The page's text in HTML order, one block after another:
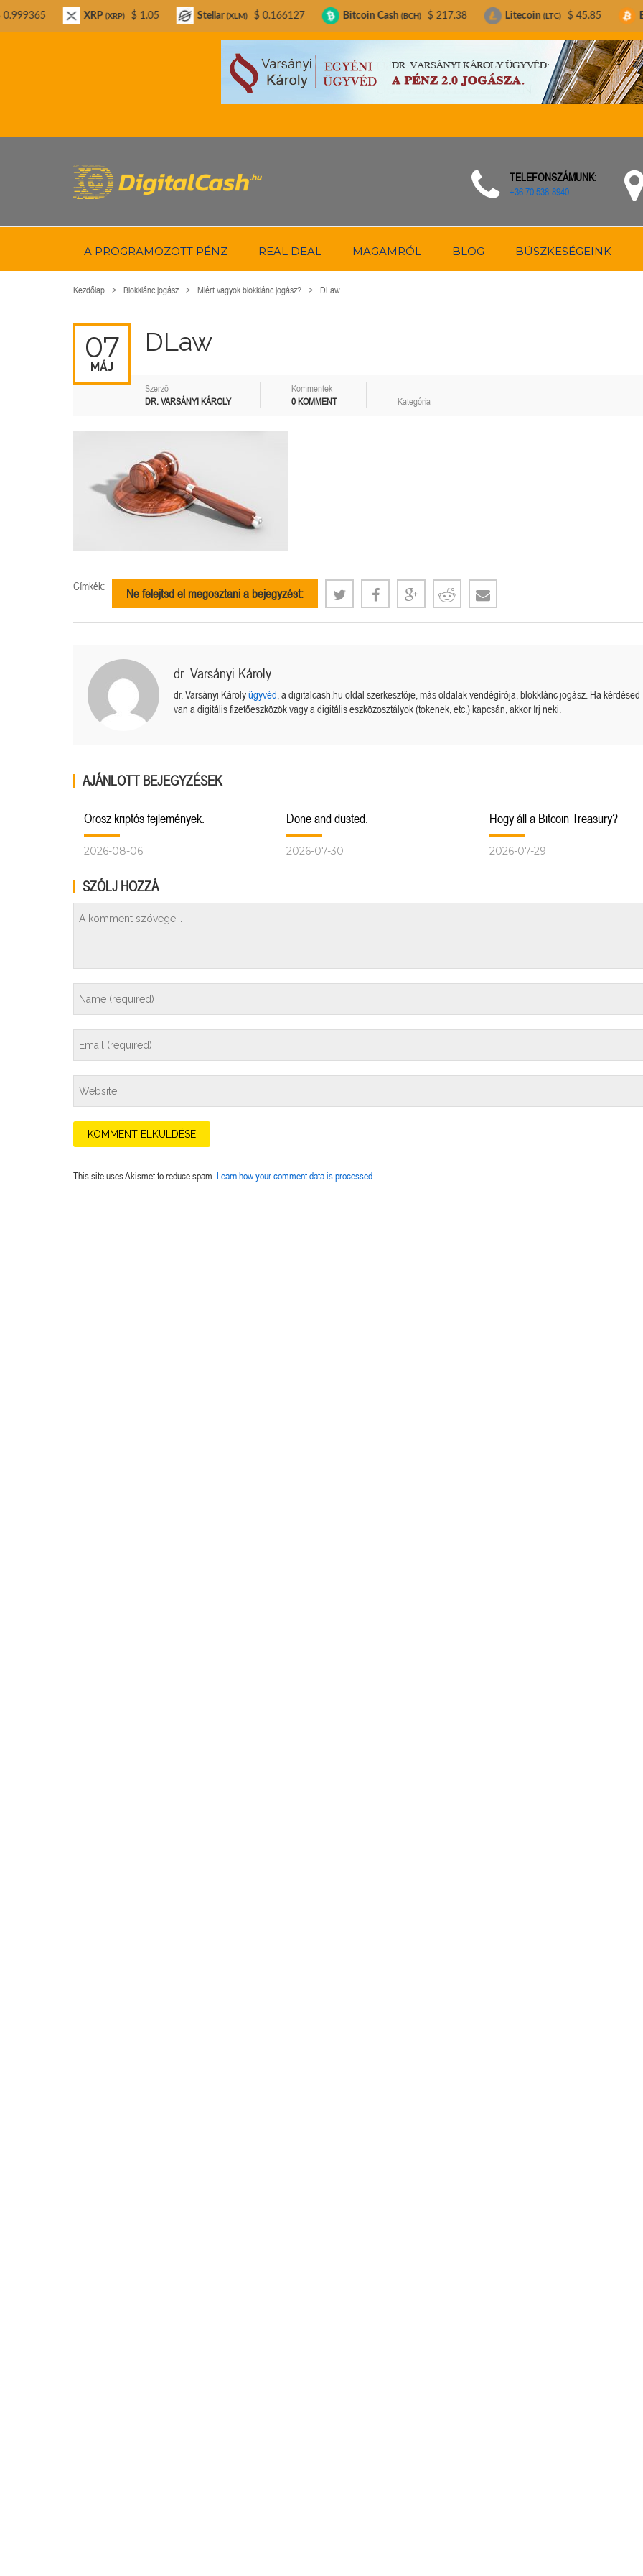
TELEFONSZÁMUNK:
+36 70 538-8940
A PROGRAMOZOTT PÉNZ REAL DEAL MAGAMRÓL BLOG BÜSZKESÉGEINK
Kezdőlap Blokklánc jogász Miért vagyok blokklánc jogász? DLaw
07
MÁJ
DLaw
Szerző
DR. VARSÁNYI KÁROLY
Kommentek
0 KOMMENT
Kategória
Címkék:
Ne felejtsd el megosztani a bejegyzést:
dr. Varsányi Károly
dr. Varsányi Károlyügyvéd , a digitalcash.hu oldal szerkesztője, más oldalak vendégírója, blokklánc jogász. Ha kérdésed
van a digitális fizetőeszközök vagy a digitális eszközosztályok (tokenek, etc.) kapcsán, akkor írj neki.
AJÁNLOTT BEJEGYZÉSEK
Orosz kriptós fejlemények.
2026-08-06
Done and dusted.
2026-07-30
Hogy áll a Bitcoin Treasury?
2026-07-29
SZÓLJ HOZZÁ
This site uses Akismet to reduce spam. Learn how your comment data is processed.
XRP(XRP) $ 1.05 Stellar (XLM) $ 0.166127 Bitcoin Cash (BCH) $ 217.38 Litecoin (LTC) $ 45.85 Bitcoin (BTC)